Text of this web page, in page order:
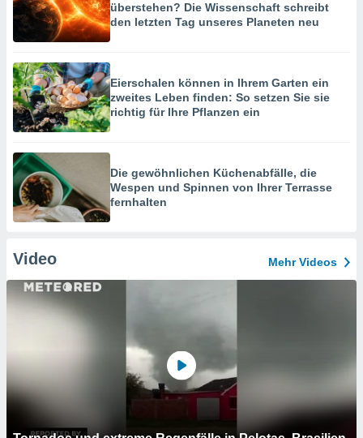
überstehen? Die Wissenschaft schreibt
den letzten Tag unseres Planeten neu
Eierschalen können in Ihrem Garten ein
zweites Leben finden: So setzen Sie sie
richtig für Ihre Pflanzen ein
Die gewöhnlichen Küchenabfälle, die
Wespen und Spinnen von Ihrer Terrasse
fernhalten
Video Mehr Videos